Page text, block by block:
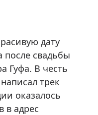
дату
после свадьбы
Гуфа. В честь
трек
оказалось
в адрес